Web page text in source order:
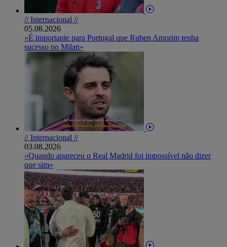
// Internacional //
05.08.2026
«É importante para Portugal que Ruben Amorim tenha
sucesso no Milan»
// Internacional //
03.08.2026
«Quando apareceu o Real Madrid foi impossível não dizer
que sim»